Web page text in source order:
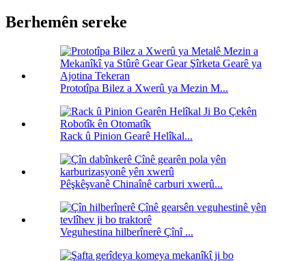
Berhemên sereke
Prototîpa Bilez a Xwerû ya Mezin M...
Rack û Pinion Gearê Helîkal...
Pêşkêşvanê Chinaînê carburi xwerû...
Veguhestina hilberînerê Çînî ...